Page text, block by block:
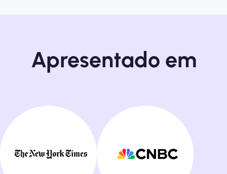
Apresentado em